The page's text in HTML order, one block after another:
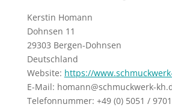
Kerstin Homann
Dohnsen 11
29303 Bergen-Dohnsen
Deutschland
Website: https://
E-Mail: homann@schmuckwerk-
Telefonnummer: +49 (0) 5051 /